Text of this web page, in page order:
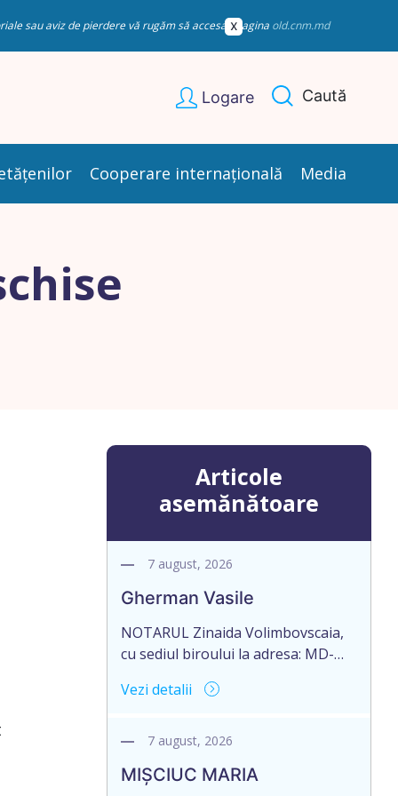
sau aviz de pierdere vă rugăm să accesați pagina old.cnm.md
Logare Caută
Cooperare internațională Media
Articole
asemănătoare
7 august, 2026
Gherman Vasile
NOTARUL Zinaida Volimbovscaia,
cu sediul biroului la adresa: MD-
Chişinău, str. L. Tolstoi, nr. 34,
procedurii succesorale în urma
născut la 12.05.1943, IDNP
Vezi detalii
7 august, 2026
MIȘCIUC MARIA